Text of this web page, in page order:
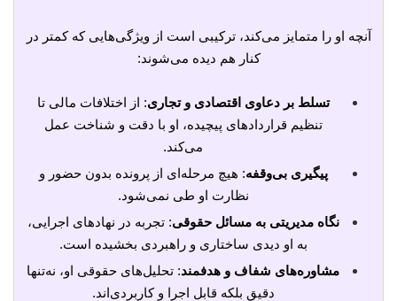
آنچه او را متمایز می‌کند، ترکیبی است از ویژگی‌هایی که کمتر در
کنار هم دیده می‌شوند:
تسلط بر دعاوی اقتصادی و تجاری: از اختلافات مالی تا
تنظیم قراردادهای پیچیده، او با دقت و شناخت عمل
می‌کند.
پیگیری بی‌وقفه: هیچ مرحله‌ای از پرونده بدون حضور و
نظارت او طی نمی‌شود.
نگاه مدیریتی به مسائل حقوقی: تجربه در نهادهای اجرایی،
به او دیدی ساختاری و راهبردی بخشیده است.
مشاوره‌های شفاف و هدفمند: تحلیل‌های حقوقی او، نه‌تنها
دقیق بلکه قابل اجرا و کاربردی‌اند.